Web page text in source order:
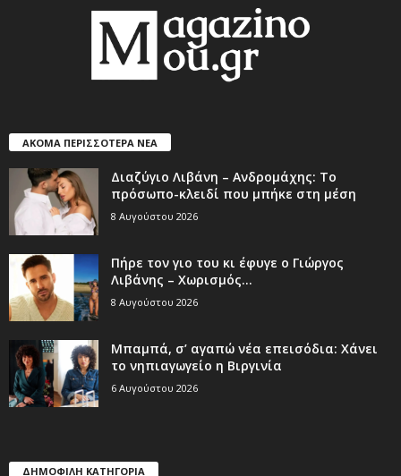
ΑΚΟΜΑ ΠΕΡΙΣΣΟΤΕΡΑ ΝΕΑ
Διαζύγιο Λιβάνη – Ανδρομάχης: Το
πρόσωπο-κλειδί που μπήκε στη μέση
8 Αυγούστου 2026
Πήρε τον γιο του κι έφυγε ο Γιώργος
Λιβάνης – Χωρισμός...
8 Αυγούστου 2026
Μπαμπά, σ’ αγαπώ νέα επεισόδια: Χάνει
το νηπιαγωγείο η Βιργινία
6 Αυγούστου 2026
ΔΗΜΟΦΙΛΗ ΚΑΤΗΓΟΡΙΑ